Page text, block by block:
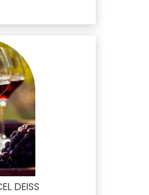
DEISS